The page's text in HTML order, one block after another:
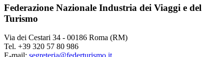
Federazione Nazionale Industria dei Viaggi e del
Turismo
Via dei Cestari 34 - 00186 Roma (RM)
Tel. +39 320 57 80 986